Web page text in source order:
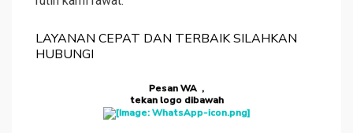
LAYANAN CEPAT DAN TERBAIK SILAHKAN
HUBUNGI
Pesan WA ,
tekan logo dibawah